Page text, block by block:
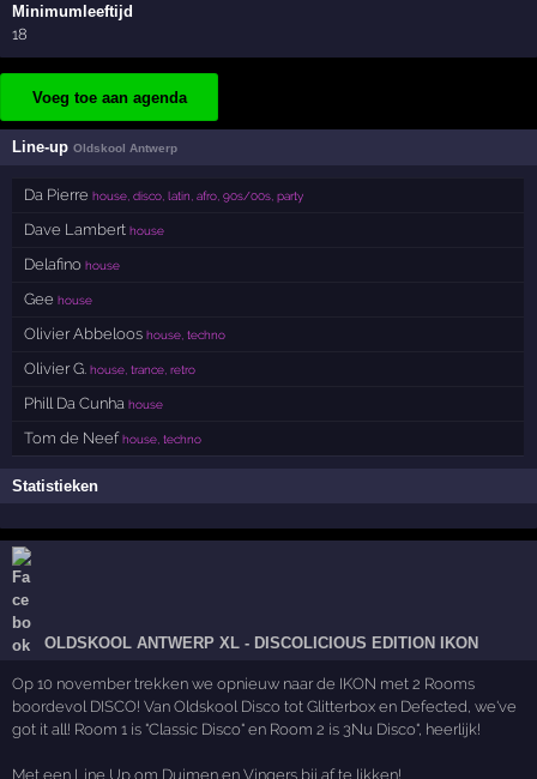
Minimumleeftijd
18
Voeg toe aan agenda
Line-upOldskool Antwerp
Da Pierre house, disco, latin, afro, 90s/00s, party
Dave Lambert house
Delafino house
Gee house
Olivier Abbeloos house, techno
Olivier G. house, trance, retro
Phill Da Cunha house
Tom de Neef house, techno
Statistieken
OLDSKOOL ANTWERP XL - DISCOLICIOUS EDITION IKON
Op 10 november trekken we opnieuw naar de IKON met 2 Rooms
boordevol DISCO! Van Oldskool Disco tot Glitterbox en Defected, we've
got it all! Room 1 is "Classic Disco" en Room 2 is 3Nu Disco", heerlijk!
Met een Line Up om Duimen en Vingers bij af te likken!